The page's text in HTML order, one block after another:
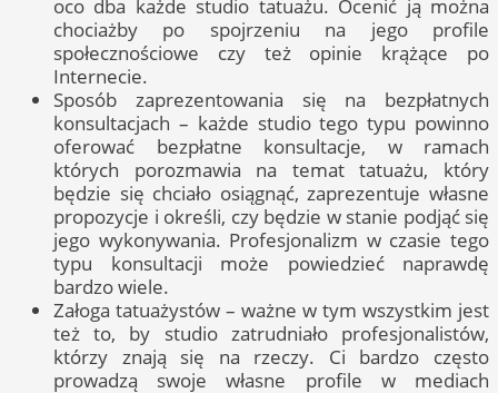
oco dba każde studio tatuażu. Ocenić ją można
chociażby po spojrzeniu na jego profile
społecznościowe czy też opinie krążące po
Internecie.
Sposób zaprezentowania się na bezpłatnych
konsultacjach – każde studio tego typu powinno
oferować bezpłatne konsultacje, w ramach
których porozmawia na temat tatuażu, który
będzie się chciało osiągnąć, zaprezentuje własne
propozycje i określi, czy będzie w stanie podjąć się
jego wykonywania. Profesjonalizm w czasie tego
typu konsultacji może powiedzieć naprawdę
bardzo wiele.
Załoga tatuażystów – ważne w tym wszystkim jest
też to, by studio zatrudniało profesjonalistów,
którzy znają się na rzeczy. Ci bardzo często
prowadzą swoje własne profile w mediach